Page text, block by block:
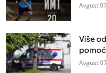
Avgust
Više
Avgust